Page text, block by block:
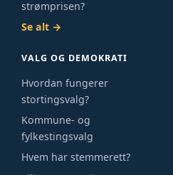
strømprisen?
Se alt →
VALG OG DEMOKRATI
Hvordan fungerer
stortingsvalg?
Kommune- og
fylkestingsvalg
Hvem har stemmerett?